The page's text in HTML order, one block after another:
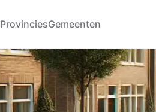
ProvinciesGemeenten